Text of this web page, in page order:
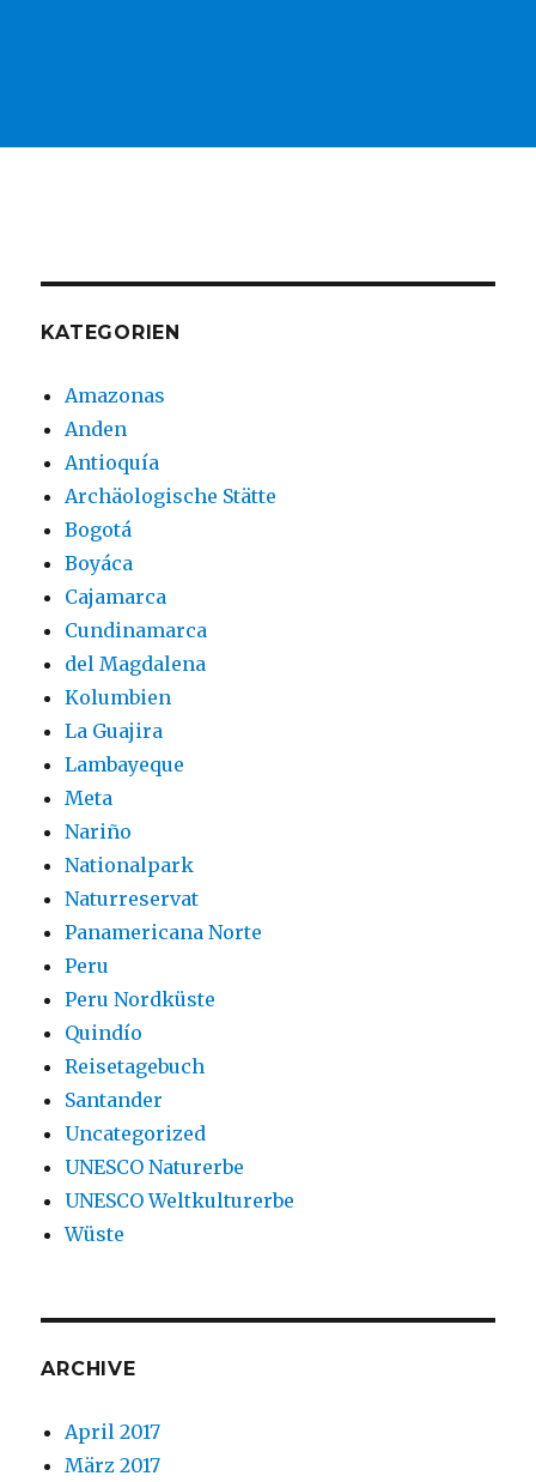
KATEGORIEN
Amazonas
Anden
Antioquía
Archäologische Stätte
Bogotá
Boyáca
Cajamarca
Cundinamarca
del Magdalena
Kolumbien
La Guajira
Lambayeque
Meta
Nariño
Nationalpark
Naturreservat
Panamericana Norte
Peru
Peru Nordküste
Quindío
Reisetagebuch
Santander
Uncategorized
UNESCO Naturerbe
UNESCO Weltkulturerbe
Wüste
ARCHIVE
April 2017
März 2017